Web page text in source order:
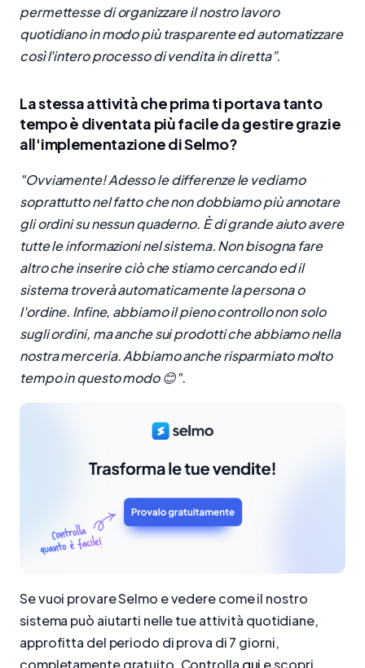
permettesse di organizzare il nostro lavoro
quotidiano in modo più trasparente ed automatizzare
così l'intero processo di vendita in diretta”.
La stessa attività che prima ti portava tanto
tempo è diventata più facile da gestire grazie
all'implementazione di Selmo?
"Ovviamente! Adesso le differenze le vediamo
soprattutto nel fatto che non dobbiamo più annotare
gli ordini su nessun quaderno. È di grande aiuto avere
tutte le informazioni nel sistema. Non bisogna fare
altro che inserire ciò che stiamo cercando ed il
sistema troverà automaticamente la persona o
l'ordine. Infine, abbiamo il pieno controllo non solo
sugli ordini, ma anche sui prodotti che abbiamo nella
nostra merceria. Abbiamo anche risparmiato molto
tempo in questo modo 😊".
Se vuoi provare Selmo e vedere come il nostro
sistema può aiutarti nelle tue attività quotidiane,
approfitta del periodo di prova di 7 giorni,